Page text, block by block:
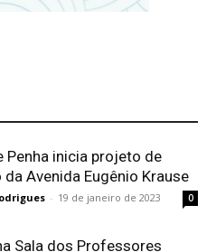
Penha inicia projeto de
Avenida Eugênio Krause
- 19 de janeiro de 2023 0
Sala dos Professores